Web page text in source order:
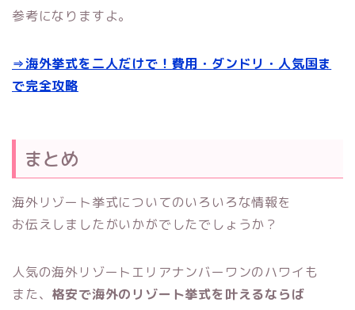
参考になりますよ。
⇒海外挙式を二人だけで！費用・ダンドリ・人気国ま
で完全攻略
まとめ
海外リゾート挙式についてのいろいろな情報を
お伝えしましたがいかがでしたでしょうか？
人気の海外リゾートエリアナンバーワンのハワイも
また、 格安で海外のリゾート挙式を叶えるならば